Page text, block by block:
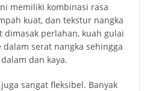
memiliki kombinasi rasa
kuat, dan tekstur nangka
dimasak perlahan, kuah gulai
serat nangka sehingga
dan kaya.
sangat fleksibel. Banyak